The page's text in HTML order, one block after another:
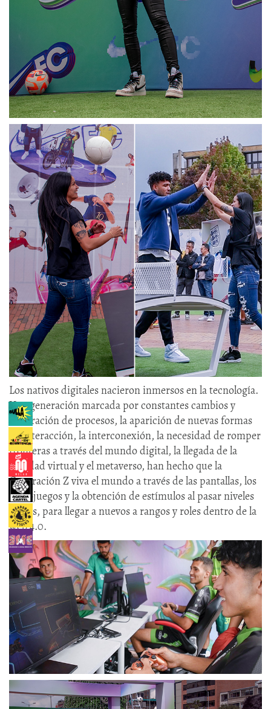
Los nativos digitales nacieron inmersos en la tecnología.
Una generación marcada por constantes cambios y
aceleración de procesos, la aparición de nuevas formas
de interacción, la interconexión, la necesidad de romper
fronteras a través del mundo digital, la llegada de la
realidad virtual y el metaverso, han hecho que la
Generación Z viva el mundo a través de las pantallas, los
videojuegos y la obtención de estímulos al pasar niveles
cortos, para llegar a nuevos a rangos y roles dentro de la
web 4.0.